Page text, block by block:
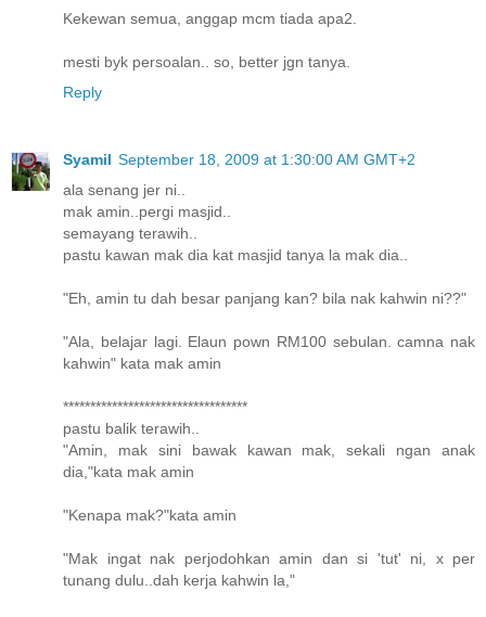
Kekewan semua, anggap mcm tiada apa2.
mesti byk persoalan.. so, better jgn tanya.
Reply
Syamil September 18, 2009 at 1:30:00 AM GMT+2
ala senang jer ni..
mak amin..pergi masjid..
semayang terawih..
pastu kawan mak dia kat masjid tanya la mak dia..
"Eh, amin tu dah besar panjang kan? bila nak kahwin ni??"
"Ala, belajar lagi. Elaun pown RM100 sebulan. camna nak
kahwin" kata mak amin
**********************************
pastu balik terawih..
"Amin, mak sini bawak kawan mak, sekali ngan anak
dia,"kata mak amin
"Kenapa mak?"kata amin
"Mak ingat nak perjodohkan amin dan si 'tut' ni, x per
tunang dulu..dah kerja kahwin la,"